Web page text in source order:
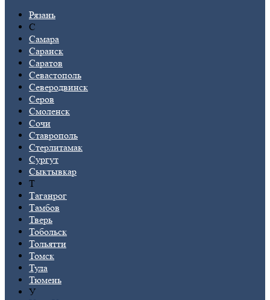
Рязань
С
Самара
Саранск
Саратов
Севастополь
Северодвинск
Серов
Смоленск
Сочи
Ставрополь
Стерлитамак
Сургут
Сыктывкар
Т
Таганрог
Тамбов
Тверь
Тобольск
Тольятти
Томск
Тула
Тюмень
У